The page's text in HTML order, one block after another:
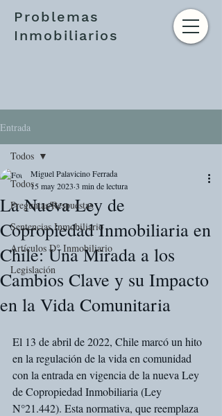
Problemas
Inmobiliarios
Entrada
Todos
Preguntas/Respuestas
Sentencias Inmobiliario
Artículos D° Inmobiliario
Legislación
Todos
La Nueva Ley de
Copropiedad Inmobiliaria en
Chile: Una Mirada a los
Cambios Clave y su Impacto
en la Vida Comunitaria
Miguel Palavicino Ferrada
15 may 2023 3 min de lectura
El 13 de abril de 2022, Chile marcó un hito
en la regulación de la vida en comunidad
con la entrada en vigencia de la nueva Ley
de Copropiedad Inmobiliaria (Ley
N°21.442). Esta normativa, que reemplaza